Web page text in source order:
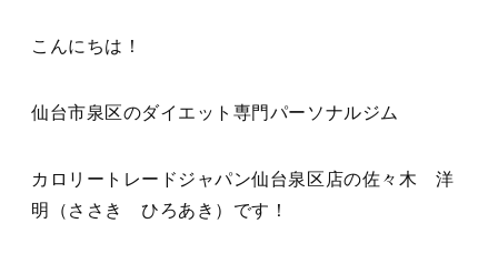
こんにちは！
仙台市泉区のダイエット専門パーソナルジム
カロリートレードジャパン仙台泉区店の佐々木 洋
明（ささき ひろあき）です！